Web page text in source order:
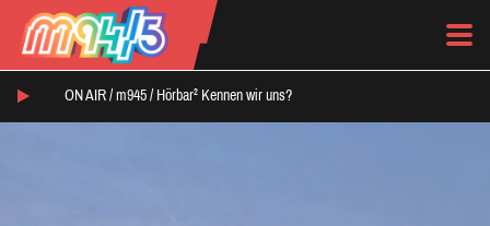
ON AIR / m945 / Hörbar² Kennen wir uns?